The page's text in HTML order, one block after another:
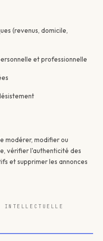
(revenus, domicile,
et professionnelle
modérer, modifier ou
vérifier l'authenticité des
et supprimer les annonces